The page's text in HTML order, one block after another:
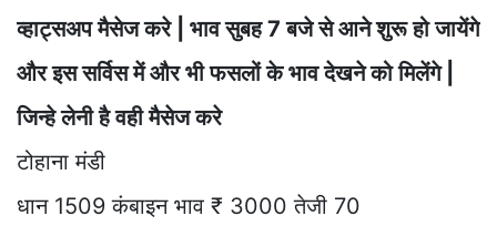
व्हाट्सअप मैसेज करे | भाव सुबह 7 बजे से आने शुरू हो जायेंगे
और इस सर्विस में और भी फसलों के भाव देखने को मिलेंगे |
जिन्हे लेनी है वही मैसेज करे
टोहाना मंडी
धान 1509 कंबाइन भाव ₹ 3000 तेजी 70